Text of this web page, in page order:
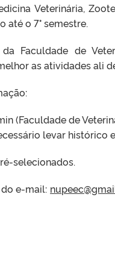
Veterinária,
até o 7° semestre.
Faculdade de
as atividades ali
(Faculdade de
levar histórico
selecionados.
e-mail: